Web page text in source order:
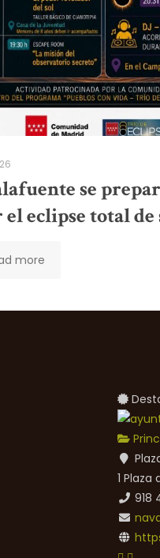
se
eclipse total de
more
1 Plaza
918